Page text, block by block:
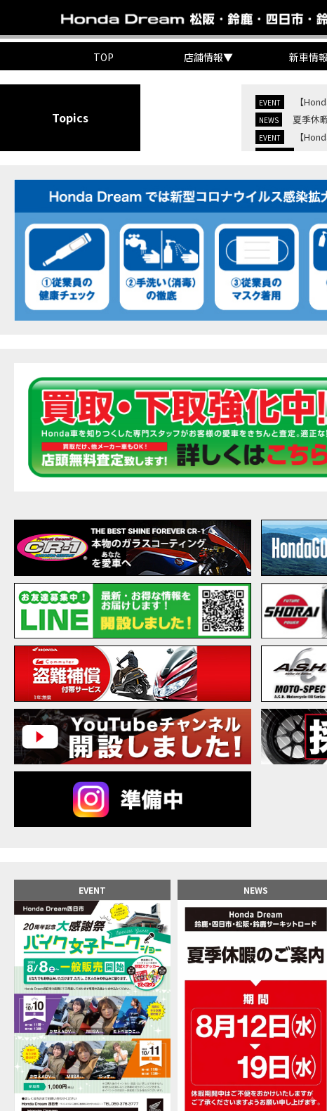
TOP 店舗情報▼ 新車情報
Topics
EVENT 【
NEWS 夏季休
EVENT 【
MOVIE 【
7/4・5
EVENT KOOD
MOVIE 【三
EVENT “コカ
MOVIE 【ホ
MOVIE 【ホ
MOVIE 【ホン
MOVIE 【ホンダ
EVENT ［三重
EVENT ［三重
CAMPAIGN 免
EVENT ［三重
MOVIE 【ホン
MOVIE 【ホン
MOVIE 【ホン
MOVIE 【ホン
MOVIE こんな
【新車
MOVIE 【事故
NEW BIKENEWS
MOVIE 【バイ
MOVIE 2025X-
NEW BIKENEWS
MOVIE 【バイ
MOVIE 【バイ
MOVIE 【バイ
MOVIE 新型ス
正統
MOVIE 女が
MOVIE 【福井
MOVIE 大型ツ
MOVIE 【
NEW BIKE 大型
MOVIE 【三重
MOVIE 【女
MOVIE オイル
NEW BIKE 「
「
NEW BIKE 軽二
MOVIE 【Honda
NEW BIKE
EVENT NEWS